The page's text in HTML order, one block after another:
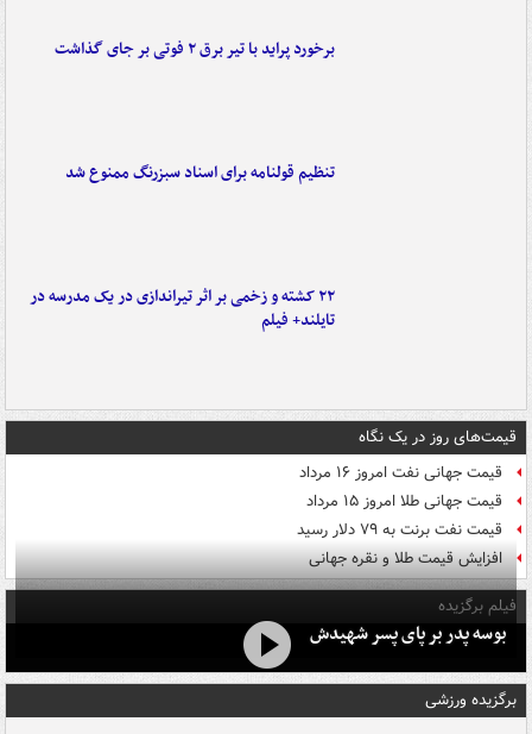
برخورد پراید با تیر برق ۲ فوتی بر جای گذاشت
تنظیم قولنامه برای اسناد سبزرنگ ممنوع شد
۲۲ کشته و زخمی بر اثر تیراندازی در یک مدرسه در
تایلند+ فیلم
قیمت‌های روز در یک نگاه
قیمت جهانی نفت امروز ۱۶ مرداد
قیمت جهانی طلا امروز ۱۵ مرداد
قیمت نفت برنت به ۷۹ دلار رسید
افزایش قیمت طلا و نقره جهانی
فیلم برگزیده
بوسه‌ پدر بر پای پسر شهیدش
برگزیده ورزشی